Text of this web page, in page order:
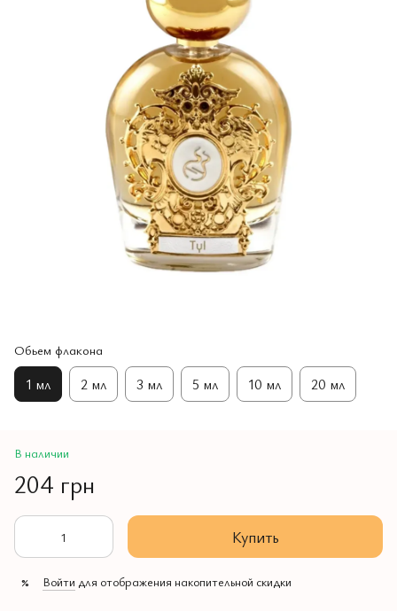
Обьем флакона
1 мл 2 мл 3 мл 5 мл 10 мл 20 мл
В наличии
204 грн
Купить
% Войти для отображения накопительной скидки